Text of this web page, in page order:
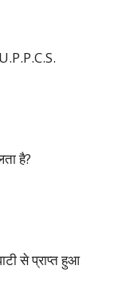
है?
से प्राप्त हुआ